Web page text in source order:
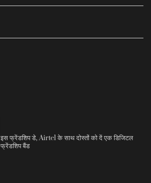
इस फ्रेंडशिप डे, Airtel के साथ दोस्तों को दें एक डिजिटल
फ्रेंडशिप बैंड